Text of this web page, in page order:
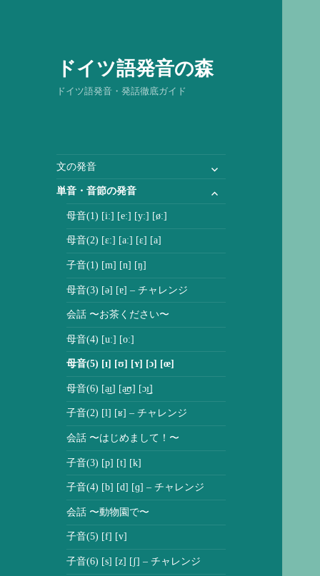
ドイツ語発音の森
ドイツ語発音・発話徹底ガイド
文の発音
サ
ブ
メ
ュ
展
単音・音節の発音
サ
ブ
ュ
展
母音(1) [iː] [eː] [yː] [øː]
母音(2) [ɛː] [aː] [ɛ] [a]
子音(1) [m] [n] [ŋ]
母音(3) [ə] [ɐ] – チャレンジ
会話 〜お茶ください〜
母音(4) [uː] [oː]
母音(5) [ɪ] [ʊ] [ʏ] [ɔ] [œ]
母音(6) [a͜ɪ] [a͜ʊ] [ɔ͜ɪ]
子音(2) [l] [ʁ] – チャレンジ
会話 〜はじめまして！〜
子音(3) [p] [t] [k]
子音(4) [b] [d] [ɡ] – チャレンジ
会話 〜動物園で〜
子音(5) [f] [v]
子音(6) [s] [z] [ʃ] – チャレンジ